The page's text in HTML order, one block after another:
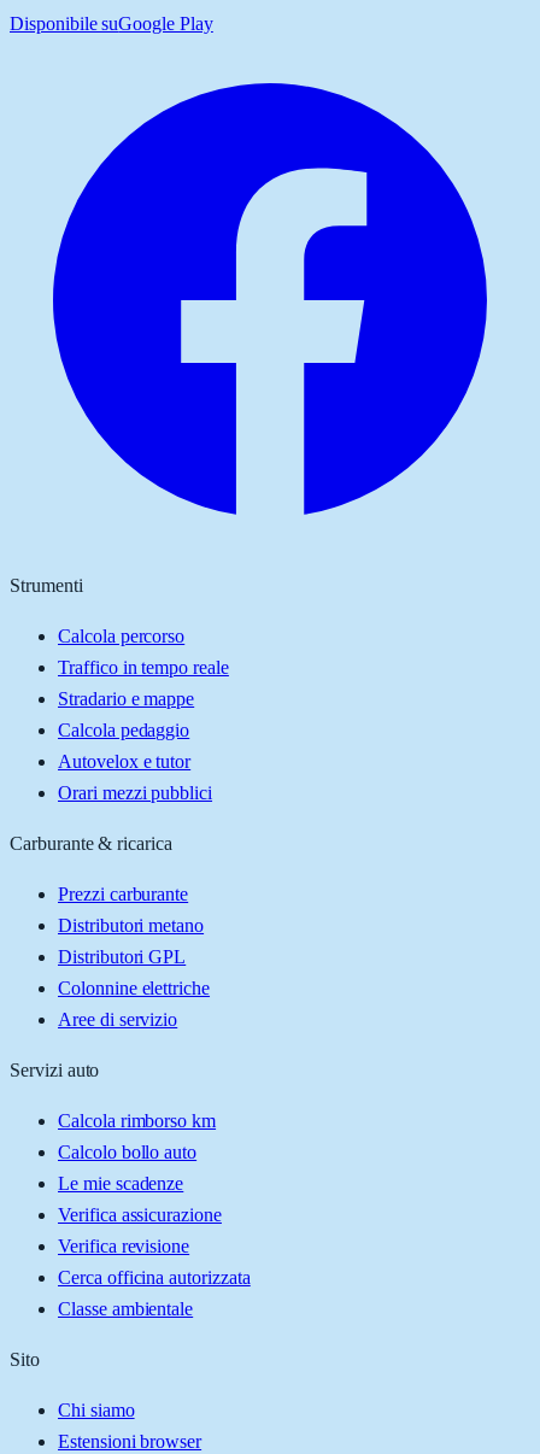
Disponibile suGoogle Play
Strumenti
Calcola percorso
Traffico in tempo reale
Stradario e mappe
Calcola pedaggio
Autovelox e tutor
Orari mezzi pubblici
Carburante & ricarica
Prezzi carburante
Distributori metano
Distributori GPL
Colonnine elettriche
Aree di servizio
Servizi auto
Calcola rimborso km
Calcolo bollo auto
Le mie scadenze
Verifica assicurazione
Verifica revisione
Cerca officina autorizzata
Classe ambientale
Sito
Chi siamo
Estensioni browser